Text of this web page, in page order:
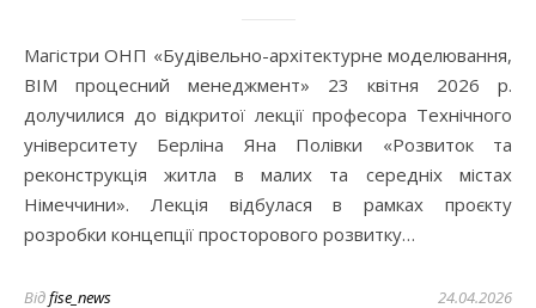
Магістри ОНП «Будівельно-архітектурне моделювання,
ВІМ процесний менеджмент» 23 квітня 2026 р.
долучилися до відкритої лекції професора Технічного
університету Берліна Яна Полівки «Розвиток та
реконструкція житла в малих та середніх містах
Німеччини». Лекція відбулася в рамках проєкту
розробки концепції просторового розвитку…
Відfise_news 24.04.2026